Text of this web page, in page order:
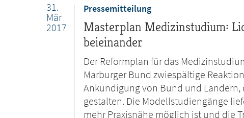
31.
Mär
2017
Pressemitteilung
Masterplan Medizinstudium:
beieinander
Der Reformplan für das
Marburger Bund zwiespältige
Ankündigung von Bund und
gestalten. Die Modellstudiengänge
mehr Praxisnähe möglich ist und die